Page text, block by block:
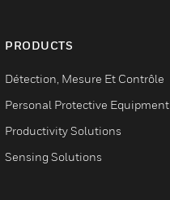
PRODUCTS
Détection, Mesure Et Contrôle
Personal Protective Equipment
Productivity Solutions
Sensing Solutions